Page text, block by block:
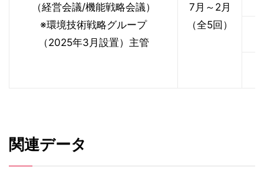
（経営会議/機能戦略会議）
※環境技術戦略グループ
（2025年3月設置）主管
7月～2月
（全5回）
関連データ